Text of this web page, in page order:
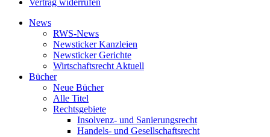
News
RWS-News
Newsticker Kanzleien
Newsticker Gerichte
Wirtschaftsrecht Aktuell
Bücher
Neue Bücher
Alle Titel
Rechtsgebiete
Insolvenz- und Sanierungsrecht
Handels- und Gesellschaftsrecht